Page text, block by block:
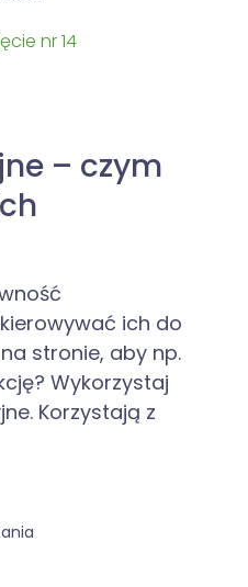
– czym
ich do
stronie, aby np.
Wykorzystaj
Korzystają z